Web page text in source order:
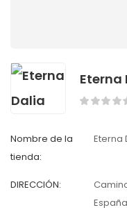
Eterna
Nombre de la
tienda:
Eterna
DIRECCIÓN:
España